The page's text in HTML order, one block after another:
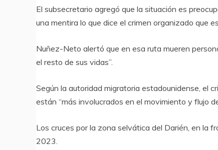
El subsecretario agregó que la situación es
una mentira lo que dice el crimen organizado que
Nuñez-Neto alertó que en esa ruta mueren
el resto de sus vidas”.
Según la autoridad migratoria estadounidense, el
están “más involucrados en el movimiento y flujo
Los cruces por la zona selvática del Darién, en la
2023.